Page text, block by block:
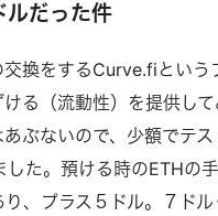
だった件
交換をするCurve.fiという
る（流動性）を提供して
ぶないので、少額でテス
した。預ける時のETHの
、プラス５ドル。７ドル